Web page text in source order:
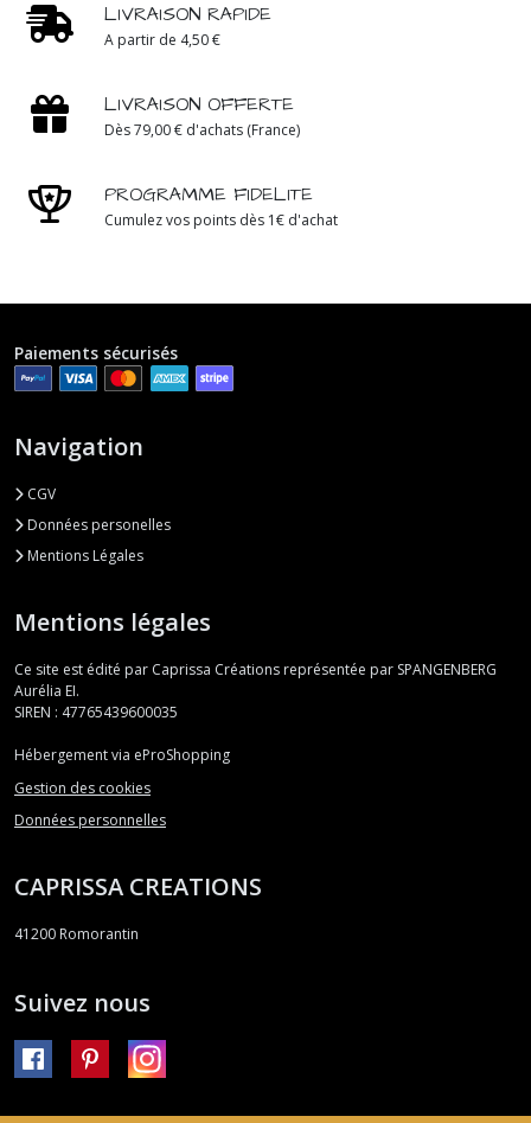
LIVRAISON RAPIDE
A partir de 4,50 €
LIVRAISON OFFERTE
Dès 79,00 € d'achats (France)
PROGRAMME FIDELITE
Cumulez vos points dès 1€ d'achat
Paiements sécurisés
Navigation
CGV
Données personelles
Mentions Légales
Mentions légales
Ce site est édité par Caprissa Créations représentée par SPANGENBERG
Aurélia EI.
SIREN : 47765439600035
Hébergement via eProShopping
Gestion des cookies
Données personnelles
CAPRISSA CREATIONS
41200 Romorantin
Suivez nous